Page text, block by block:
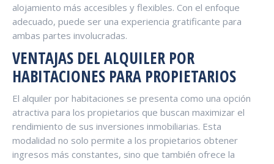
alojamiento más accesibles y flexibles. Con el enfoque
adecuado, puede ser una experiencia gratificante para
ambas partes involucradas.
VENTAJAS DEL ALQUILER POR
HABITACIONES PARA PROPIETARIOS
El alquiler por habitaciones se presenta como una opción
atractiva para los propietarios que buscan maximizar el
rendimiento de sus inversiones inmobiliarias. Esta
modalidad no solo permite a los propietarios obtener
ingresos más constantes, sino que también ofrece la